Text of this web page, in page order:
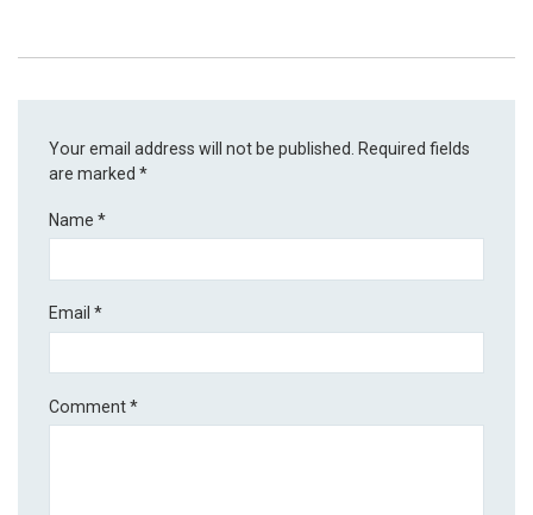
Your email address will not be published.
Required fields
are marked*
Name*
Email*
Comment*